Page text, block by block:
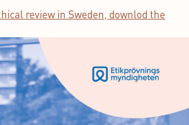
review in Sweden, downlod the